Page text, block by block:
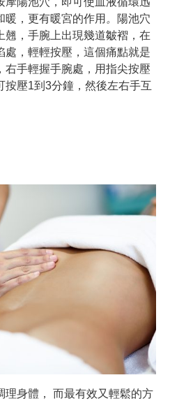
暖，更有暖宮的作用 。
陽池穴
翹，手腕上出現幾道皺褶，在
處，輕輕按壓，這個痛點就是
右手輕握手腕處，用指尖按壓
按壓1到3分鐘，然後左右手互
理身體， 而最有效又輕鬆的方